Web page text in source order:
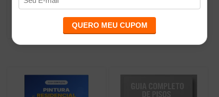
R$39,90 R$19,90
QUERO MEU CUPOM